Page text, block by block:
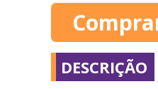
DESCRIÇÃO